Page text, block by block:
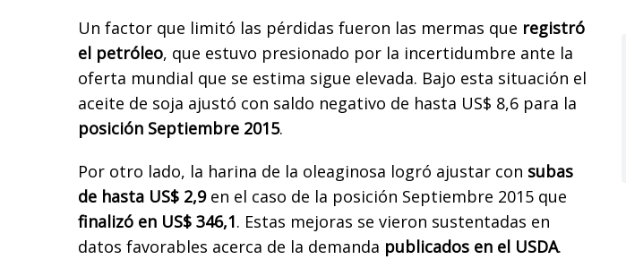
Un factor que limitó las pérdidas fueron las mermas que registró
el petróleo, que estuvo presionado por la incertidumbre ante la
oferta mundial que se estima sigue elevada. Bajo esta situación el
aceite de soja ajustó con saldo negativo de hasta US$ 8,6 para la
posición Septiembre 2015.
Por otro lado, la harina de la oleaginosa logró ajustar con subas
de hasta US$ 2,9en el caso de la posición Septiembre 2015 que
finalizó en US$ 346,1. Estas mejoras se vieron sustentadas en
datos favorables acerca de la demanda publicados en el USDA.